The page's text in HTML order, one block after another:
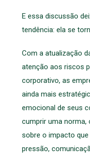
E essa discussão
tendência: ela se
Com a atualização
atenção aos riscos
corporativo, as
ainda mais
emocional de seus
cumprir uma
sobre o impacto
pressão,